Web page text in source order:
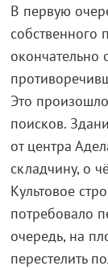
В первую
собственного
Это
поисков.
от центра
складчину, о
Культовое
потребовало
очередь, на
перестелить